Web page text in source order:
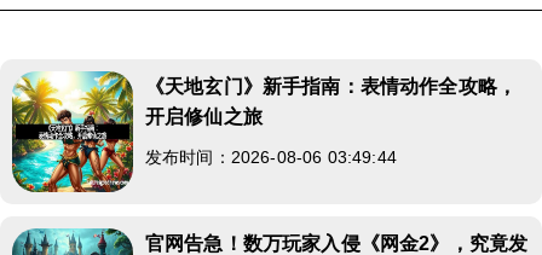
《天地玄门》新手指南：表情动作全攻略，
开启修仙之旅
发布时间：2026-08-06 03:49:44
官网告急！数万玩家入侵《网金2》，究竟发